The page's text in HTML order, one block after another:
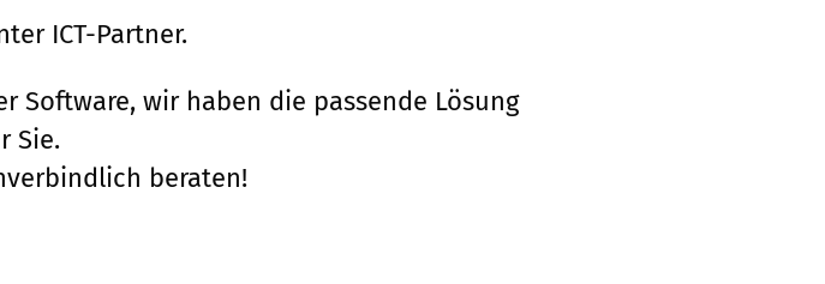
ICT-Partner.
Software, wir haben die passende Lösung
Sie.
beraten!